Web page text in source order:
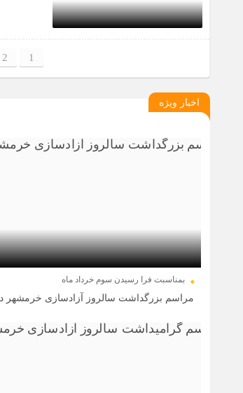
1
2
اخبار ویژه
بمناسبت فرا رسیدن سوم خرداد ماه
مراسم بزرگداشت سالروز آزادسازی